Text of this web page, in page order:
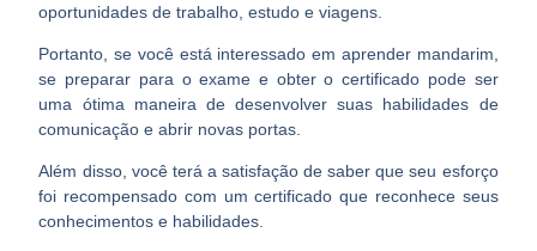
oportunidades de trabalho , estudo e viagens.
Portanto, se você está interessado em aprender mandarim,
se preparar para o exame e obter o certificado pode ser
uma ótima maneira de desenvolver suas habilidades de
comunicação e abrir novas portas.
Além disso, você terá a satisfação de saber que seu esforço
foi recompensado com um certificado que reconhece seus
conhecimentos e habilidades.